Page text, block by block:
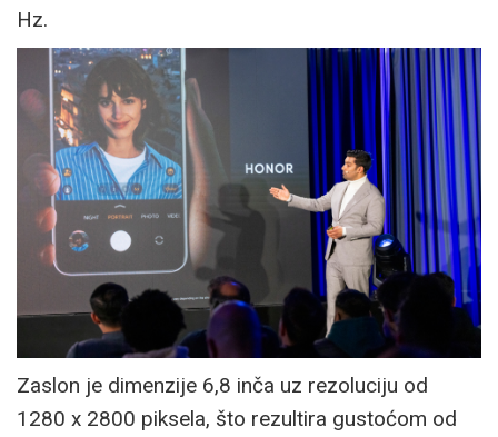
Hz.
Zaslon je dimenzije 6,8 inča uz rezoluciju od
1280 x 2800 piksela, što rezultira gustoćom od